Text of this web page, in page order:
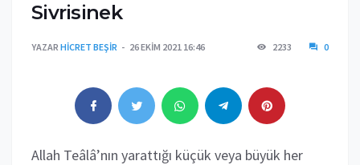
Sivrisinek
YAZAR HICRET BEŞIR 26 EKIM 2021 16:46 2233 0
Allah Teâlâ’nın yarattığı küçük veya büyük her